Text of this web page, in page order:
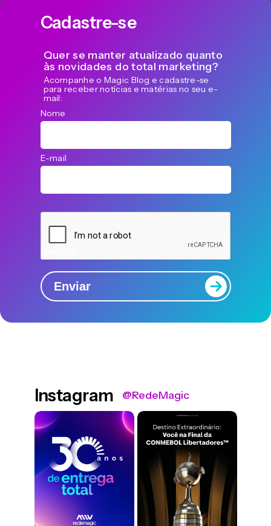
Cadastre-se
Quer se manter atualizado quanto
às novidades do total marketing?
Acompanhe o Magic Blog e cadastre-se
para receber notícias e matérias no seu e-
mail:
Nome
E-mail
Enviar
Instagram @RedeMagic